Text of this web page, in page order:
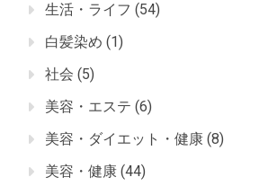
生活・ライフ (54)
白髪染め (1)
社会 (5)
美容・エステ (6)
美容・ダイエット・健康 (8)
美容・健康 (44)